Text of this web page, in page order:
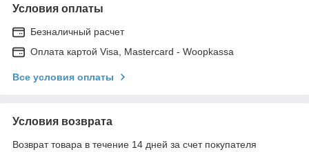
Условия оплаты
Безналичный расчет
Оплата картой Visa, Mastercard - Woopkassa
Все условия оплаты
Условия возврата
Возврат товара в течение 14 дней за счет покупателя